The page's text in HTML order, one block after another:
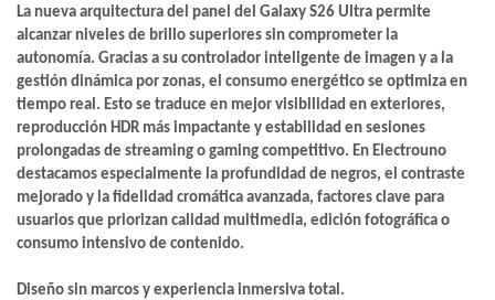
La nueva arquitectura del panel del Galaxy S26 Ultra permite
alcanzar niveles de brillo superiores sin comprometer la
autonomía. Gracias a su controlador inteligente de imagen y a la
gestión dinámica por zonas, el consumo energético se optimiza en
tiempo real. Esto se traduce en mejor visibilidad en exteriores,
reproducción HDR más impactante y estabilidad en sesiones
prolongadas de streaming o gaming competitivo. En Electrouno
destacamos especialmente la profundidad de negros, el contraste
mejorado y la fidelidad cromática avanzada, factores clave para
usuarios que priorizan calidad multimedia, edición fotográfica o
consumo intensivo de contenido.
Diseño sin marcos y experiencia inmersiva total.